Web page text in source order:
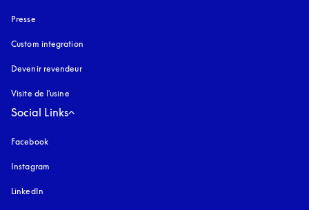
Presse
Custom integration
Devenir revendeur
Visite de l'usine
Social Links
Facebook
Instagram
LinkedIn